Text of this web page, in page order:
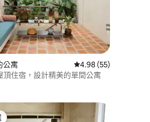
的平均評分（滿分 5 分）
公寓 從 55 則評價中獲得
4.98 (55)
頂住宿，設計精美的單間公寓